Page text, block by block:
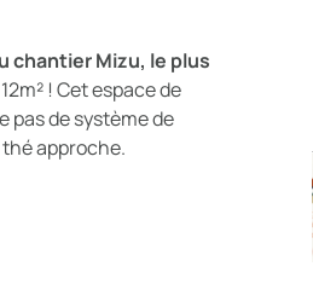
chantier Mizu, le plus
! Cet espace de
pas de système de
approche.